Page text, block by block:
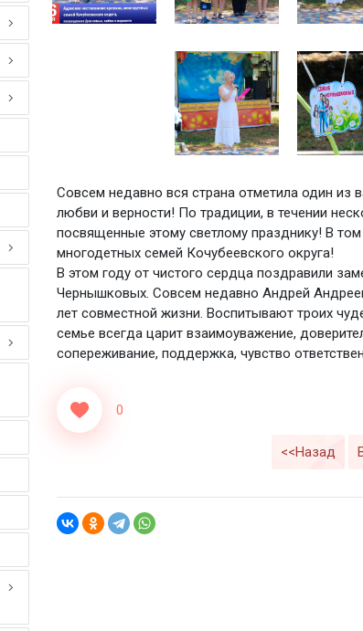
Совсем недавно вся страна отметила один из
любви и верности! По традиции, в течении
посвященные этому светлому празднику! В
многодетных семей Кочубеевского округа!
В этом году от чистого сердца поздравили
Чернышковых. Совсем недавно Андрей
лет совместной жизни. Воспитывают троих
семье всегда царит взаимоуважение,
сопереживание, поддержка, чувство
0
<<Назад